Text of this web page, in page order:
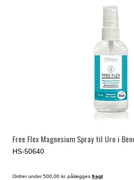
Free Flex Magnesium Spray til Uro i
HS-50640
Ordrer under 500,00 kr. pålægges fragt